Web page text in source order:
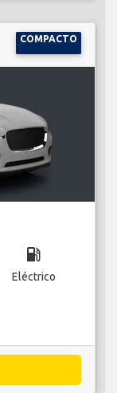
COMPACTO
local_gas_station
Eléctrico